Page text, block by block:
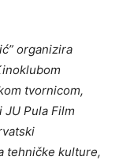
organizira
tvornicom,
JU Pula Film
tehničke kulture,